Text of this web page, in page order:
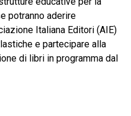
potranno aderire
Italiana Editori (AIE)
e partecipare alla
di libri in programma dal